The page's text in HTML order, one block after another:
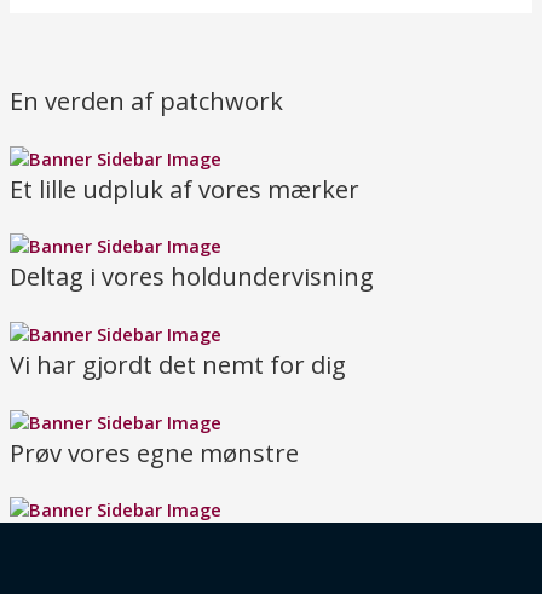
En verden af patchwork
Et lille udpluk af vores mærker
Deltag i vores holdundervisning
Vi har gjordt det nemt for dig
Prøv vores egne mønstre